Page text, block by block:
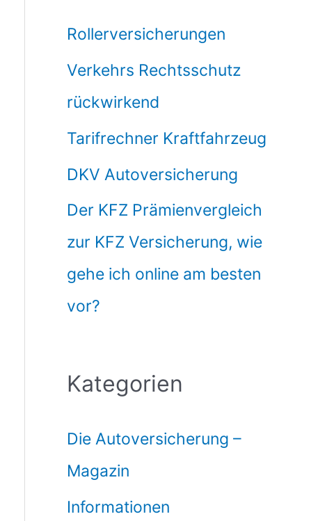
Rollerversicherungen
Verkehrs Rechtsschutz
rückwirkend
Tarifrechner Kraftfahrzeug
DKV Autoversicherung
Der KFZ Prämienvergleich
zur KFZ Versicherung, wie
gehe ich online am besten
vor?
Kategorien
Die Autoversicherung –
Magazin
Informationen